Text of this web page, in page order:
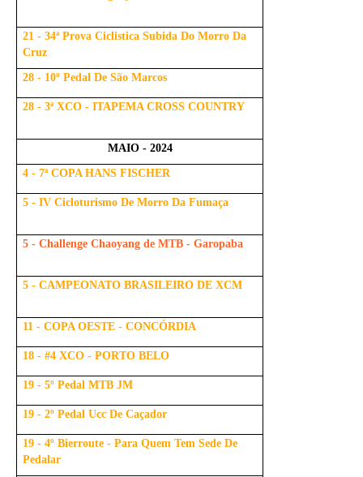
21 - 34ª Prova Ciclistica Subida Do Morro Da
Cruz
28 - 10º Pedal De São Marcos
28 - 3ª XCO - ITAPEMA CROSS COUNTRY
MAIO - 2024
4 - 7ª COPA HANS FISCHER
5 - IV Cicloturismo De Morro Da Fumaça
5 - Challenge Chaoyang de MTB - Garopaba
5 - CAMPEONATO BRASILEIRO DE XCM
11 - COPA OESTE - CONCÓRDIA
18 - #4 XCO - PORTO BELO
19 - 5º Pedal MTB JM
19 - 2º Pedal Ucc De Caçador
19 - 4º Bierroute - Para Quem Tem Sede De
Pedalar